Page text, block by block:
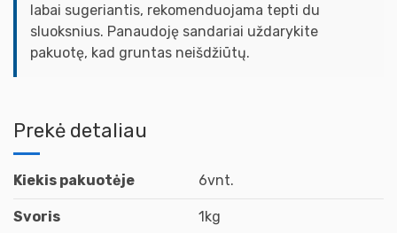
labai sugeriantis, rekomenduojama tepti du
sluoksnius. Panaudoję sandariai uždarykite
pakuotę, kad gruntas neišdžiūtų.
Prekė detaliau
Kiekis pakuotėje 6vnt.
Svoris 1kg